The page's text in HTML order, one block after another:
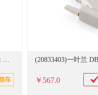
(20866275)硕方(SUPVAN) USB3.0 3米 打印机延长线(单位：根)
￥567.0